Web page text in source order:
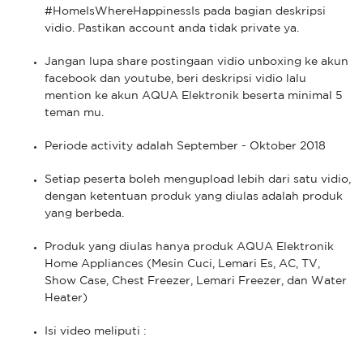
#HomeIsWhereHappinessIs pada bagian deskripsi
vidio. Pastikan account anda tidak private ya.
Jangan lupa share postingaan vidio unboxing ke akun
facebook dan youtube, beri deskripsi vidio lalu
mention ke akun AQUA Elektronik beserta minimal 5
teman mu.
Periode activity adalah September - Oktober 2018
Setiap peserta boleh mengupload lebih dari satu vidio,
dengan ketentuan produk yang diulas adalah produk
yang berbeda.
Produk yang diulas hanya produk AQUA Elektronik
Home Appliances (Mesin Cuci, Lemari Es, AC, TV,
Show Case, Chest Freezer, Lemari Freezer, dan Water
Heater)
Isi video meliputi :